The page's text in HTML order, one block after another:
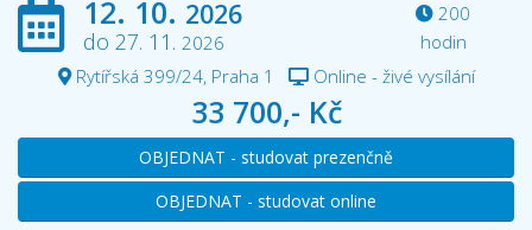
12. 10. 2026
do 27. 11. 2026
200
hodin
Rytířská 399/24, Praha 1
Online - živé vysílání
33 700,- Kč
OBJEDNAT - studovat prezenčně
OBJEDNAT - studovat online